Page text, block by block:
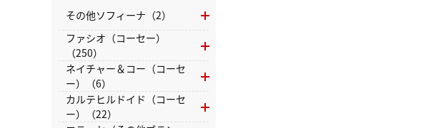
その他ソフィーナ（2）
ファシオ（コーセー）
（250）
ネイチャー＆コー（コーセ
ー）（6）
カルテヒルドイド（コーセ
ー）（22）